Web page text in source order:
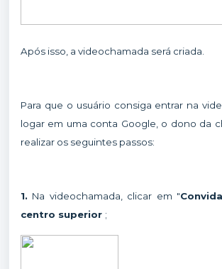
Após isso, a videochamada será criada.
Para que o usuário consiga entrar na
logar em uma conta Google, o dono da
realizar os seguintes passos:
1. Na videochamada, clicar em "
centro superior ;